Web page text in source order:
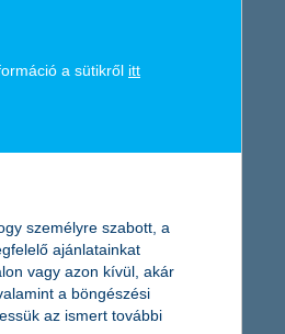
cégek vannak, nekik
egy évet (4 és 1 pont),
a sütikről itt
személyre szabott, a
ajánlatainkat
vagy azon kívül, akár
a böngészési
az ismert további